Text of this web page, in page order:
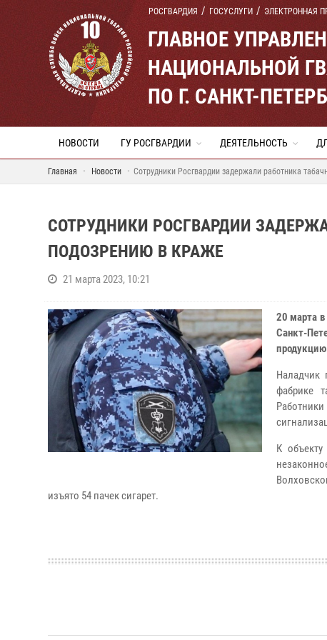
РОСГВАРДИЯ ГОСУСЛУГИ ЭЛЕКТРОННАЯ
ГЛАВНОЕ
НАЦИОНАЛЬНОЙ
ПО Г. САНКТ-
НОВОСТИ ГУ РОСГВАРДИИ ДЕЯТЕЛЬНОСТЬ
Главная Новости Сотрудники Росгвардии задержали работника
СОТРУДНИКИ РОСГВАРДИИ
ПОДОЗРЕНИЮ В КРАЖЕ
21 марта 2023, 10:21
20 марта в
Санкт-
Наладчик
фабрике
К
изъято 54 пачек сигарет.